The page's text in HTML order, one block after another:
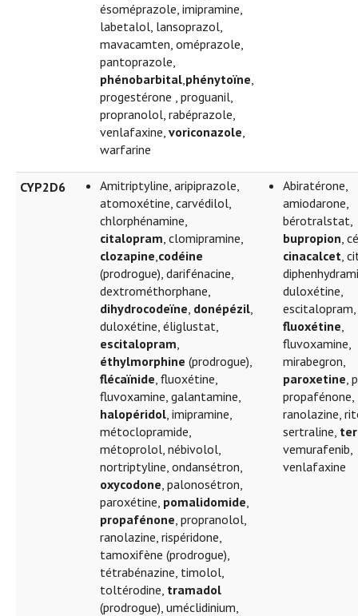
ésoméprazole, imipramine,
labetalol, lansoprazol,
mavacamten, oméprazole,
pantoprazole,
phénobarbital,phénytoïne,
progestérone , proguanil,
propranolol, rabéprazole,
venlafaxine,voriconazole,
warfarine
CYP2D6
Amitriptyline, aripiprazole,
atomoxétine, carvédilol,
chlorphénamine,
citalopram, clomipramine,
clozapine,codéine
(prodrogue), darifénacine,
dextrométhorphane,
dihydrocodeïne, donépézil,
duloxétine, éliglustat,
escitalopram,
éthylmorphine (prodrogue),
flécaïnide, fluoxétine,
fluvoxamine, galantamine,
halopéridol, imipramine,
métoclopramide,
métoprolol, nébivolol,
nortriptyline, ondansétron,
oxycodone, palonosétron,
paroxétine, pomalidomide,
propafénone, propranolol,
ranolazine, rispéridone,
tamoxifène (prodrogue),
tétrabénazine, timolol,
toltérodine, tramadol
(prodrogue), uméclidinium,
Abiratérone,
amiodarone,
bérotralstat,
bupropion,
cinacalcet,
duloxétine,
fluoxétine,
fluvoxamine,
mirabegron,
paroxetine,
propafénone,
ranolazine,
sertraline,
vemurafenib,
venlafaxine